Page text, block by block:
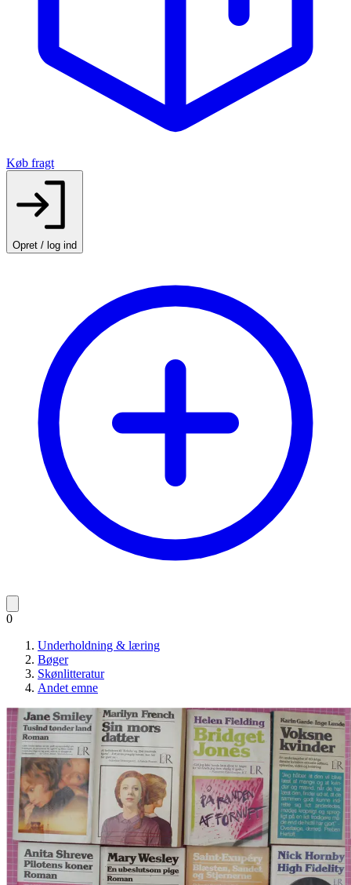
Køb fragt
Opret / log ind
0
Underholdning & læring
Bøger
Skønlitteratur
Andet emne